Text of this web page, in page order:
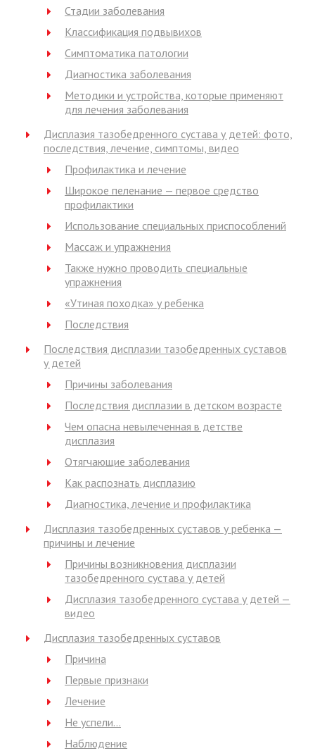
Стадии заболевания
Классификация подвывихов
Симптоматика патологии
Диагностика заболевания
Методики и устройства, которые применяют
для лечения заболевания
Дисплазия тазобедренного сустава у детей: фото,
последствия, лечение, симптомы, видео
Профилактика и лечение
Широкое пеленание — первое средство
профилактики
Использование специальных приспособлений
Массаж и упражнения
Также нужно проводить специальные
упражнения
«Утиная походка» у ребенка
Последствия
Последствия дисплазии тазобедренных суставов
у детей
Причины заболевания
Последствия дисплазии в детском возрасте
Чем опасна невылеченная в детстве
дисплазия
Отягчающие заболевания
Как распознать дисплазию
Диагностика, лечение и профилактика
Дисплазия тазобедренных суставов у ребенка —
причины и лечение
Причины возникновения дисплазии
тазобедренного сустава у детей
Дисплазия тазобедренного сустава у детей —
видео
Дисплазия тазобедренных суставов
Причина
Первые признаки
Лечение
Не успели…
Наблюдение